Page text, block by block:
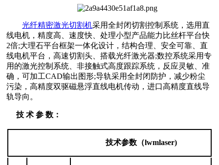
光纤精密激光切割机采用全封闭切割控制系统，选用直
线电机，精度高、速度快、处理小型产品能力比丝杆平台快
2倍;大理石平台框架一体化设计，结构合理、安全可靠、直
线电机平台，高速切割头、搭载光纤激光器;数控系统采用专
用的激光控制系统、非接触式高度跟踪系统，反应灵敏、准
确，可加工CAD输出图形;导轨采用全封闭防护，减少粉尘
污染，高精度双驱磁悬浮直线电机传动，进口高精度直线导
轨导向。
技 术 参 数：
技术参数（lwmlaser)